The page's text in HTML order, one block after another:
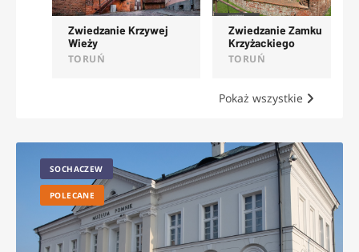
Zwiedzanie Krzywej
TORUŃ
Zwiedzanie Zamku
Krzyżackiego
TORUŃ
Pokaż wszystkie
SOCHACZEW
POLECANE